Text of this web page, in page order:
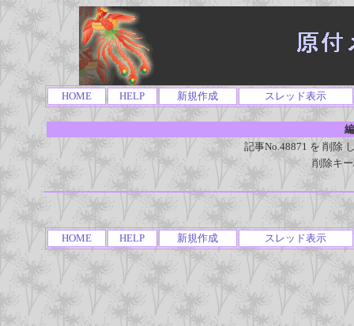
HOME HELP 新規作成 スレッド表示
記事No.48871 を 削除
削除キ
HOME HELP 新規作成 スレッド表示